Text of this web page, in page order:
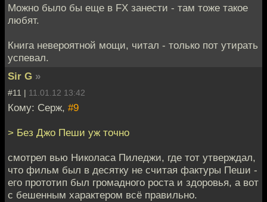
Можно было бы еще в FX занести - там тоже такое
любят.
Книга невероятной мощи, читал - только пот утирать
успевал.
Sir G »
#11 | 11.01.12 13:42
Кому: Серж, #9
> Без Джо Пеши уж точно
смотрел вью Николаса Пиледжи, где тот утверждал,
что фильм был в десятку не считая фактуры Пеши -
его прототип был громадного роста и здоровья, а вот
с бешенным характером всё правильно.